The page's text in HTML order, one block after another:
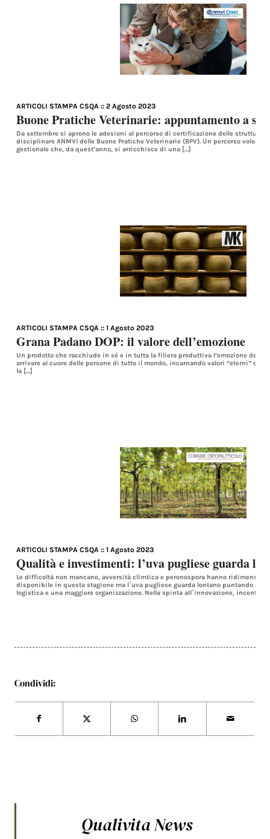
ARTICOLI STAMPA CSQA :: 2 Agosto 2023
Buone Pratiche Veterinarie: appuntamento a
Da settembre si aprono le adesioni al percorso di certificazione delle strutture
disciplinare ANMVI delle Buone Pratiche Veterinarie (BPV). Un percorso
gestionale che, da quest’anno, si arricchisce di una […]
ARTICOLI STAMPA CSQA :: 1 Agosto 2023
Grana Padano DOP: il valore dell’emozione
Un prodotto che racchiude in sé e in tutta la filiera produttiva l’emozione
arrivare al cuore delle persone di tutto il mondo, incarnando valori “eterni”
la […]
ARTICOLI STAMPA CSQA :: 1 Agosto 2023
Qualità e investimenti: l’uva pugliese guarda
Le difficoltà non mancano, avversità climtica e peronospora hanno
disponibile in questa stagione ma l`uva pugliese guarda lontano puntando su
logistica e una maggiore organizzazione. Nella spinta all`innovazione,
Condividi:
Qualivita News